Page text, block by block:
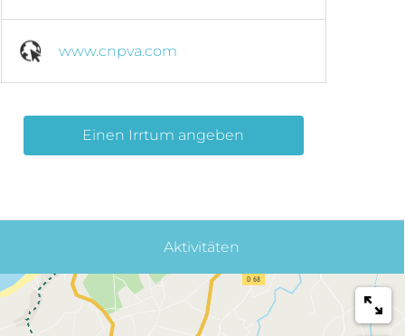
www.cnpva.com
Einen Irrtum angeben
Aktivitäten